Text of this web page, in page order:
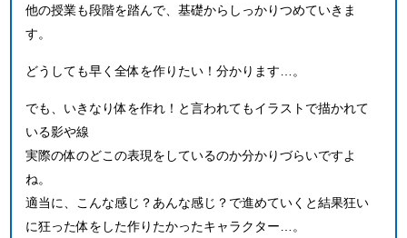
他の授業も段階を踏んで、基礎からしっかりつめていきま
す。
どうしても早く全体を作りたい！分かります…。
でも、いきなり体を作れ！と言われてもイラストで描かれて
いる影や線
実際の体のどこの表現をしているのか分かりづらいですよ
ね。
適当に、こんな感じ？あんな感じ？で進めていくと結果狂い
に狂った体をした作りたかったキャラクター…。